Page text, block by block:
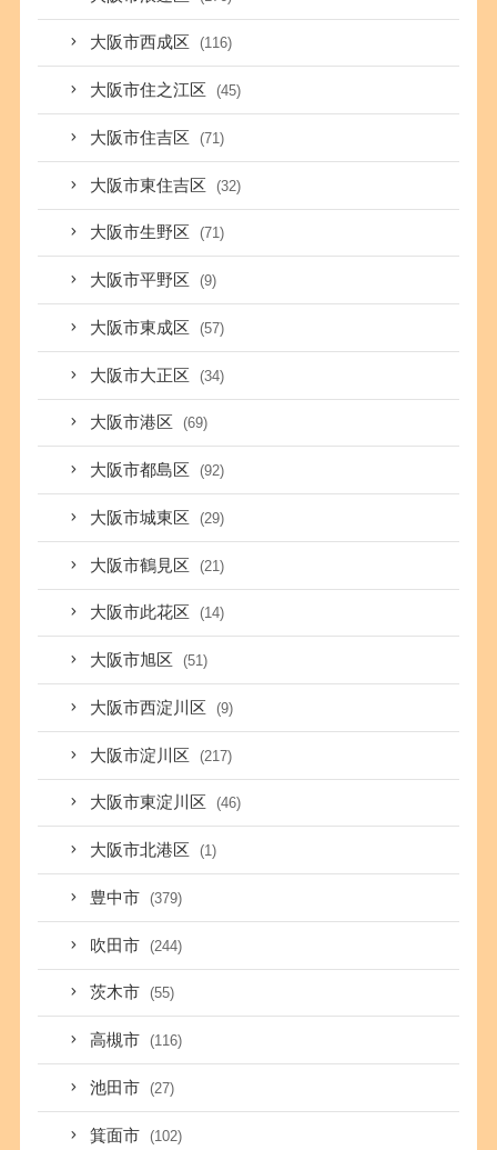
大阪市西成区 (116)
大阪市住之江区 (45)
大阪市住吉区 (71)
大阪市東住吉区 (32)
大阪市生野区 (71)
大阪市平野区 (9)
大阪市東成区 (57)
大阪市大正区 (34)
大阪市港区 (69)
大阪市都島区 (92)
大阪市城東区 (29)
大阪市鶴見区 (21)
大阪市此花区 (14)
大阪市旭区 (51)
大阪市西淀川区 (9)
大阪市淀川区 (217)
大阪市東淀川区 (46)
大阪市北港区 (1)
豊中市 (379)
吹田市 (244)
茨木市 (55)
高槻市 (116)
池田市 (27)
箕面市 (102)